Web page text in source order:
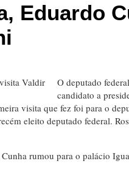
Eduardo
O deputado
candidato a
visita que fez foi para o
eleito deputado federal.
rumou para o palácio